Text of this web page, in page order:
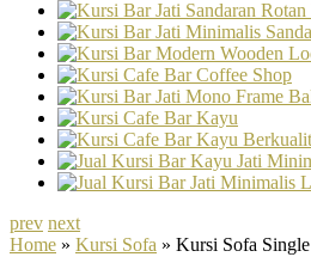
prev next
Home » Kursi Sofa » Kursi Sofa